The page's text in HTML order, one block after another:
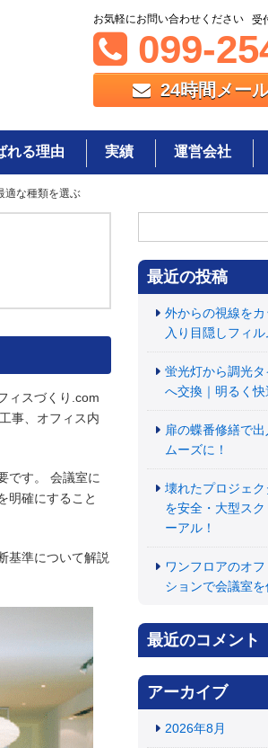
お気軽にお問い合わせください
099-
受
24時間メー
れる理由 実績 運営会社
適な種類を選ぶ
ィスづくり.com
事、オフィス内
です。 会議室に
明確にすること
基準について解説
索:
最近の投稿
外からの視線を
入り目隠しフィ
蛍光灯から調光
へ交換｜明るく
扉の蝶番修繕で
ムーズに！
壊れたプロジェ
を安全・大型スク
ーアル！
ワンフロアのオ
ションで会議室を
最近のコメント
アーカイブ
2026年8月